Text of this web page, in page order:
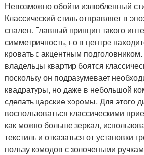
Невозможно обойти излюбленный
Классический стиль отправляет в
спален. Главный принцип такого
симметричность, но в центре
кровать с акцентным
владельцы квартир боятся
поскольку он подразумевает
квадратуры, но даже в небольшой
сделать царские хоромы. Для этого
воспользоваться классическими
как можно больше зеркал,
текстиль и отказаться от установки
пользу комодов с золочеными